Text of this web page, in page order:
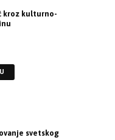
kroz kulturno-
svetskog